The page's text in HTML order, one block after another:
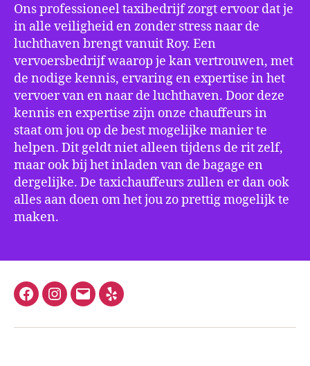
Ons professioneel taxibedrijf zorgt ervoor dat je
in alle veiligheid en zonder stress naar de
luchthaven brengt vanuit Roy. Een
vervoersbedrijf waarop je kan vertrouwen, met
de nodige kennis, ervaring en expertise in het
vervoer van en naar de luchthaven. Door deze
kennis en expertise zijn onze chauffeurs in
staat om jou op de best mogelijke manier te
helpen. Dit geldt niet alleen tijdens de rit zelf,
maar ook bij het inladen van de bagage en
dergelijke. De taxichauffeurs zullen er dan ook
alles aan doen om het jou zo prettig mogelijk te
maken.
FacebookInstagram
E-
Yelp